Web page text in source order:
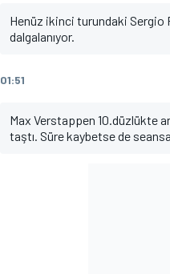
Henüz ikinci turundaki Sergio
dalgalanıyor.
01:51
Max Verstappen 10.düzlükte
taştı. Süre kaybetse de